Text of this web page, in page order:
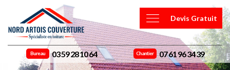
Devis Gratuit
Bureau 03 59 28 10 64 Chantier 07 61 96 34 39